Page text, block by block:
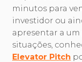
minutos para
investidor ou
apresentar a
situações,
Elevator Pitch